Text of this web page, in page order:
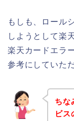
もしも、ロール
しようとして楽
楽天カードエラ
参考にしていた
ちな
ビス